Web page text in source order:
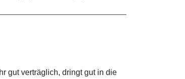
gut verträglich, dringt gut in die